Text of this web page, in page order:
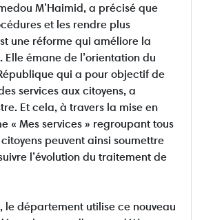
M’Haimid, a précisé que
et les rendre plus
une réforme qui améliore la
Elle émane de l’orientation du
qui a pour objectif de
services aux citoyens, a
Et cela, à travers la mise en
« Mes services » regroupant tous
citoyens peuvent ainsi soumettre
l’évolution du traitement de
le département utilise ce nouveau